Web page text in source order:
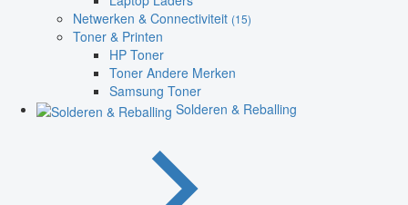
Netwerken & Connectiviteit (15)
Toner & Printen
HP Toner
Toner Andere Merken
Samsung Toner
Solderen & Reballing